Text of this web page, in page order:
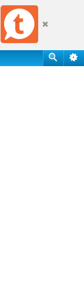
שלח ססמה